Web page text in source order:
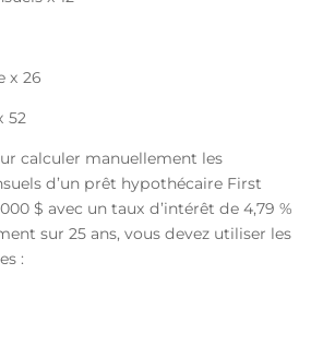
x 26
52
calculer manuellement les
d’un prêt hypothécaire First
$ avec un taux d’intérêt de 4,79 %
sur 25 ans, vous devez utiliser les
: